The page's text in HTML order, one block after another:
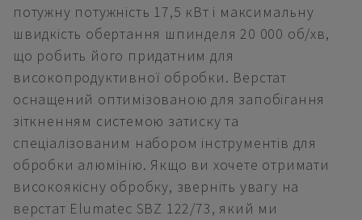
потужну потужність 17,5 кВт і максимальну
швидкість обертання шпинделя 20 000 об/хв,
що робить його придатним для
високопродуктивної обробки. Верстат
оснащений оптимізованою для запобігання
зіткненням системою затиску та
спеціалізованим набором інструментів для
обробки алюмінію. Якщо ви хочете отримати
високоякісну обробку, зверніть увагу на
верстат Elumatec SBZ 122/73, який ми